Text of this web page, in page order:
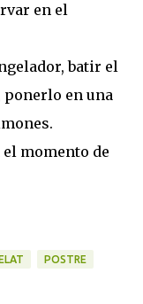
en el
batir el
ponerlo en una
momento de
POSTRE